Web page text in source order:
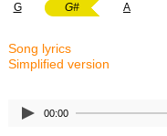
G
G# A
Song lyrics
Simplified version
00:00